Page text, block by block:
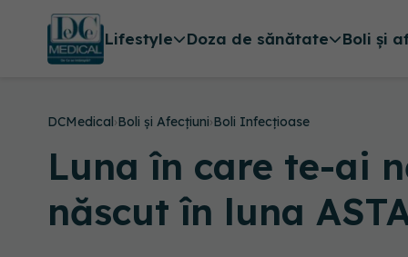
Lifestyle Doza de sănătate Boli și
DCMedical›Boli și Afecțiuni›Boli Infecțioase
Luna în care te-ai
născut în luna